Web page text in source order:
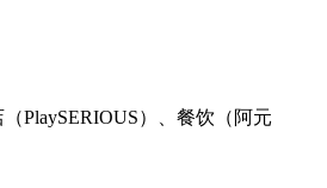
PlaySERIOUS）、餐饮（阿元